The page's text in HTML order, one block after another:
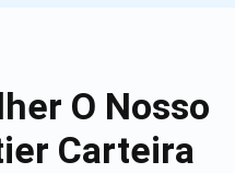
O Nosso
Carteira